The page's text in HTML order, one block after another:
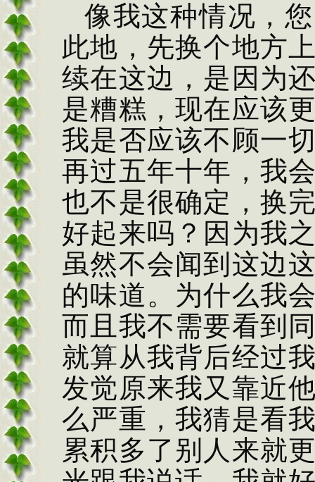
像我这种情况，
此地，先换个地方
续在这边，是因为
是糟糕，现在应该
我是否应该不顾一
再过五年十年，我
也不是很确定，换
好起来吗？因为我
虽然不会闻到这边
的味道。为什么我
而且我不需要看到
就算从我背后经过
发觉原来我又靠近
么严重，我猜是看
累积多了别人来就